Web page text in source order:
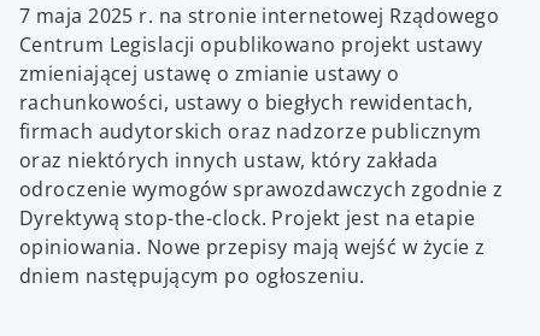
7 maja 2025 r. na stronie internetowej Rządowego
Centrum Legislacji opublikowano projekt ustawy
zmieniającej ustawę o zmianie ustawy o
rachunkowości, ustawy o biegłych rewidentach,
firmach audytorskich oraz nadzorze publicznym
oraz niektórych innych ustaw, który zakłada
odroczenie wymogów sprawozdawczych zgodnie z
Dyrektywą stop-the-clock. Projekt jest na etapie
opiniowania. Nowe przepisy mają wejść w życie z
dniem następującym po ogłoszeniu.